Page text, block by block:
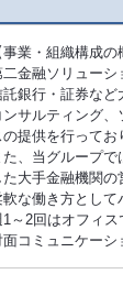
事業・組織構成の
二金融ソリューシ
託銀行・証券など
ンサルティング
の提供を行ってお
た、当グループで
た大手金融機関の
軟な働き方として
1～2回はオフィ
面コミュニケー